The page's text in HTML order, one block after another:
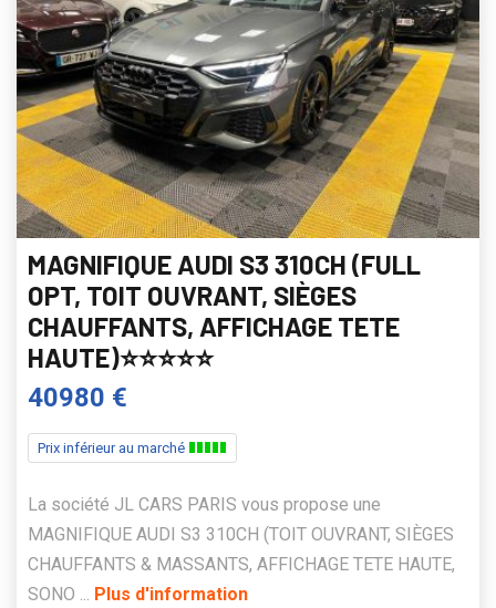
MAGNIFIQUE AUDI S3 310CH (FULL
OPT, TOIT OUVRANT, SIÈGES
CHAUFFANTS, AFFICHAGE TETE
HAUTE)⭐️⭐️⭐️⭐️⭐️
40980 €
Prix inférieur au marché
La société JL CARS PARIS vous propose une
MAGNIFIQUE AUDI S3 310CH (TOIT OUVRANT, SIÈGES
CHAUFFANTS & MASSANTS, AFFICHAGE TETE HAUTE,
SONO ... Plus d'information